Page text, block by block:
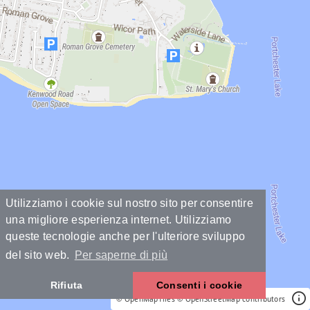
Utilizziamo i cookie sul nostro sito per consentire
una migliore esperienza internet. Utilizziamo
queste tecnologie anche per l'ulteriore sviluppo
del sito web.
Per saperne di più
Rifiuta Consenti i cookie
© OpenMapTiles © OpenStreetMap contributors